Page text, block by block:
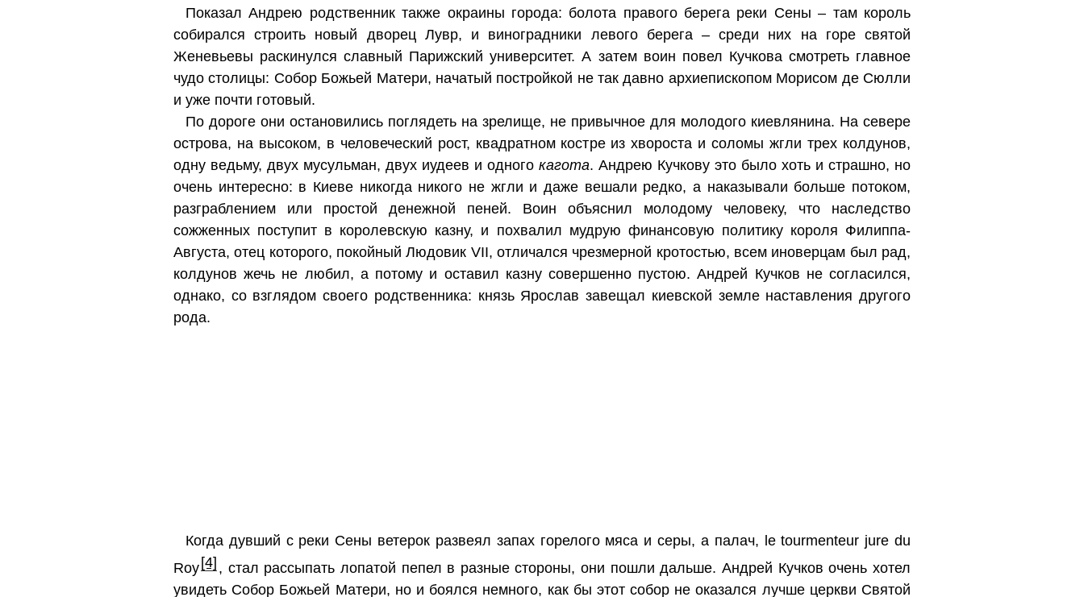
Показал Андрею родственник также окраины города: болота правого берега реки Сены – там король
собирался строить новый дворец Лувр, и виноградники левого берега – среди них на горе святой
Женевьевы раскинулся славный Парижский университет. А затем воин повел Кучкова смотреть главное
чудо столицы: Собор Божьей Матери, начатый постройкой не так давно архиепископом Морисом де Сюлли
и уже почти готовый.
По дороге они остановились поглядеть на зрелище, не привычное для молодого киевлянина. На севере
острова, на высоком, в человеческий рост, квадратном костре из хвороста и соломы жгли трех колдунов,
одну ведьму, двух мусульман, двух иудеев и одного кагота. Андрею Кучкову это было хоть и страшно, но
очень интересно: в Киеве никогда никого не жгли и даже вешали редко, а наказывали больше потоком,
разграблением или простой денежной пеней. Воин объяснил молодому человеку, что наследство
сожженных поступит в королевскую казну, и похвалил мудрую финансовую политику короля Филиппа-
Августа, отец которого, покойный Людовик VII, отличался чрезмерной кротостью, всем иноверцам был рад,
колдунов жечь не любил, а потому и оставил казну совершенно пустою. Андрей Кучков не согласился,
однако, со взглядом своего родственника: князь Ярослав завещал киевской земле наставления другого
рода.
Когда дувший с реки Сены ветерок развеял запах горелого мяса и серы, а палач, le tourmenteur jure du
Roy [4] , стал рассыпать лопатой пепел в разные стороны, они пошли дальше. Андрей Кучков очень хотел
увидеть Собор Божьей Матери, но и боялся немного, как бы этот собор не оказался лучше церкви Святой